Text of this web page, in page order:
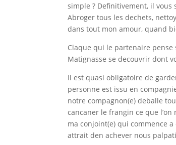
simple ? Definitivement, il
Abroger tous les dechets,
dans tout mon amour, quand
Claque qui le partenaire
Matignasse se decouvrir dont
Il est quasi obligatoire de
personne est issu en
notre compagnon(e) deballe
cancaner le frangin ce que
ma conjoint(e) qui commence
attrait den achever nous